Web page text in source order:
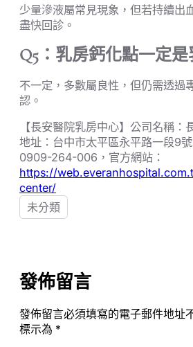
少量滲液屬常見現象，但若持續出
盡快回診。
Q5：乳房鈣化點一定是
不一定，多數屬良性，但仍需透過
認。
【長安醫院乳房中心】公司名稱：
地址：台中市太平區永平路一段9號
0909-264-006，官方網站：
https://
center/
未分類
發佈留言
發佈留言必須填寫的電子郵件地址
標示為 *